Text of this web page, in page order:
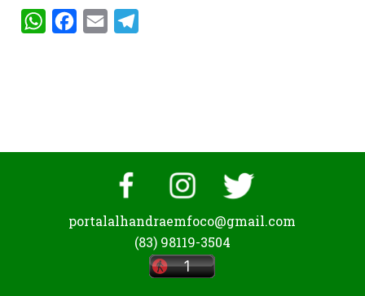
WhatsAppFacebook
Email
portalalhandraemfoco@gmail.com
(83) 98119-3504